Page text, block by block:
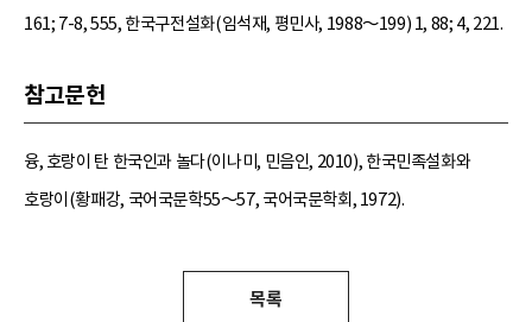
161; 7-8, 555, 한국구전설화(임석재, 평민사, 1988～199) 1, 88; 4, 221.
참고문헌
융, 호랑이 탄 한국인과 놀다(이나미, 민음인, 2010), 한국민족설화와
호랑이(황패강, 국어국문학55～57, 국어국문학회, 1972).
목록